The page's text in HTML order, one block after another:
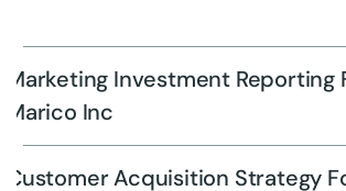
Marketing Investment Reporting
Marico Inc
Customer Acquisition Strategy